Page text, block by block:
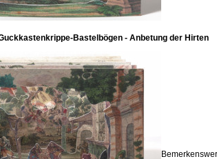
Bastelbögen - Anbetung der Hirten